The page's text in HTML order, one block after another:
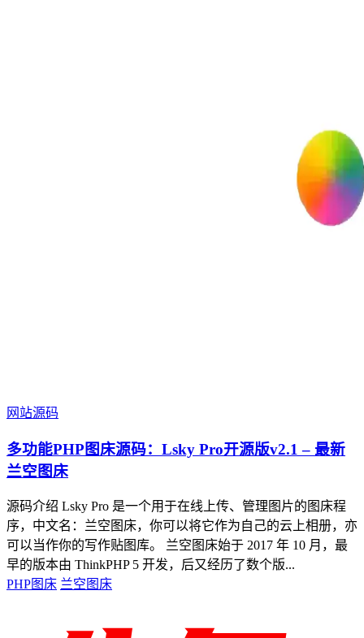
网站源码
多功能PHP图床源码：Lsky Pro开源版v2.1 – 最新
兰空图床
源码介绍 Lsky Pro 是一个用于在线上传、管理图片的图床程
序，中文名：兰空图床，你可以将它作为自己的云上相册，亦
可以当作你的写作贴图库。 兰空图床始于 2017 年 10 月，最
早的版本由 ThinkPHP 5 开发，后又经历了数个版...
PHP图床 兰空图床